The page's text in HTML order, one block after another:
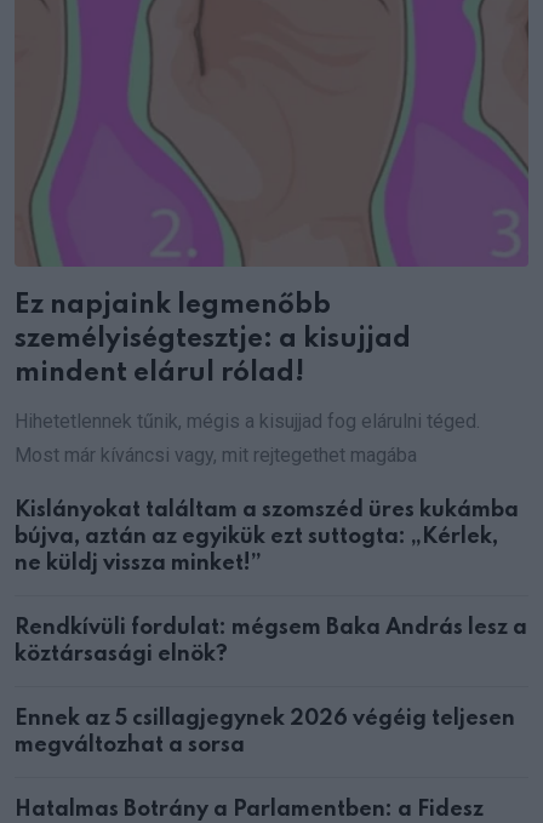
Ez napjaink legmenőbb
személyiségtesztje: a kisujjad
mindent elárul rólad!
Hihetetlennek tűnik, mégis a kisujjad fog elárulni téged.
Most már kíváncsi vagy, mit rejtegethet magába
Kislányokat találtam a szomszéd üres kukámba
bújva, aztán az egyikük ezt suttogta: „Kérlek,
ne küldj vissza minket!”
Rendkívüli fordulat: mégsem Baka András lesz a
köztársasági elnök?
Ennek az 5 csillagjegynek 2026 végéig teljesen
megváltozhat a sorsa
Hatalmas Botrány a Parlamentben: a Fidesz